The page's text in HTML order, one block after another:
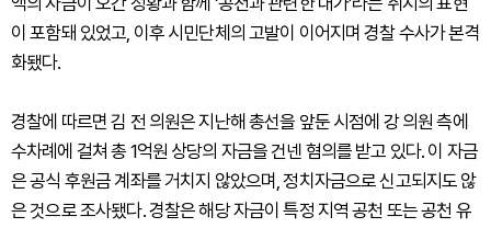
이 포함돼 있었고, 이후 시민단체의 고발이 이어지며 경찰 수사가 본격
화됐다.
경찰에 따르면 김 전 의원은 지난해 총선을 앞둔 시점에 강 의원 측에
수차례에 걸쳐 총 1억원 상당의 자금을 건넨 혐의를 받고 있다. 이 자금
은 공식 후원금 계좌를 거치지 않았으며, 정치자금으로 신고되지도 않
은 것으로 조사됐다. 경찰은 해당 자금이 특정 지역 공천 또는 공천 유